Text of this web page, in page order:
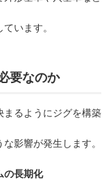
います。
要なのか
まるようにジグを構築
影響が発生します。
の長期化